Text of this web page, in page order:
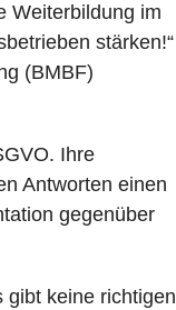
Weiterbildung im
stärken!“
(BMBF)
Ihre
Antworten einen
gegenüber
gibt keine richtigen